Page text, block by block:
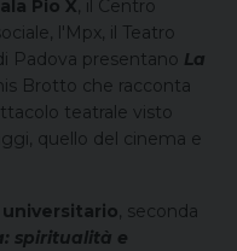
Pio X, il Centro
l'Mpx, il Teatro
Padova presentano La
Brotto che racconta
teatrale visto
quello del cinema e
, seconda
spiritualità e